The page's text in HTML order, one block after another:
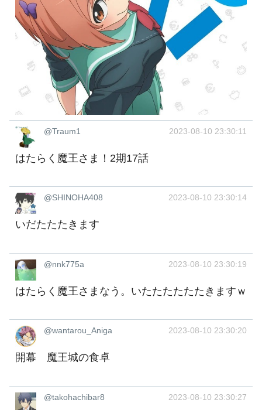
@Traum1 2023-08-10 23:30:11
はたらく魔王さま！2期17話
@SHINOHA408 2023-08-10 23:30:14
いだたたたきます
@nnk775a 2023-08-10 23:30:19
はたらく魔王さまなう。いたたたたたたきますｗ
@wantarou_Aniga 2023-08-10 23:30:20
開幕 魔王城の食卓
@takohachibar8 2023-08-10 23:30:27